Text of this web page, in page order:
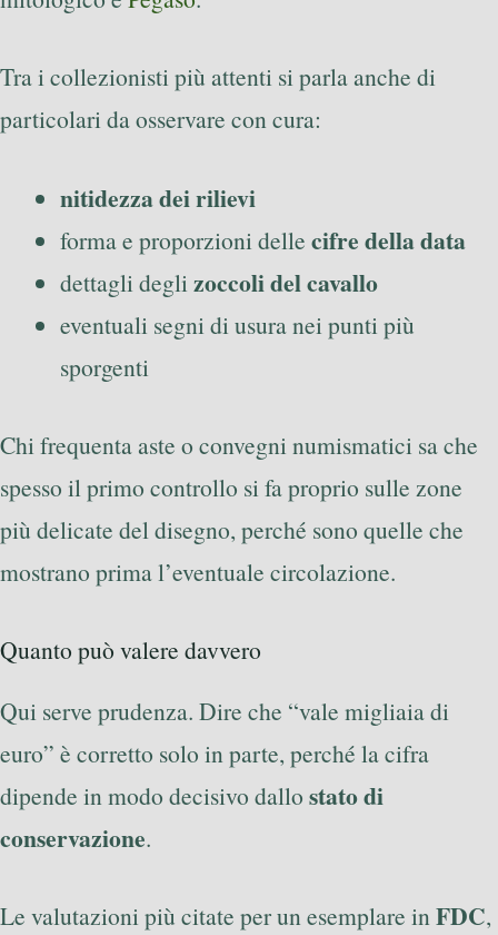
Tra i collezionisti più attenti si parla anche di
particolari da osservare con cura:
nitidezza dei rilievi
forma e proporzioni delle cifre della data
dettagli degli zoccoli del cavallo
eventuali segni di usura nei punti più
sporgenti
Chi frequenta aste o convegni numismatici sa che
spesso il primo controllo si fa proprio sulle zone
più delicate del disegno, perché sono quelle che
mostrano prima l’eventuale circolazione.
Quanto può valere davvero
Qui serve prudenza. Dire che “vale migliaia di
euro” è corretto solo in parte, perché la cifra
dipende in modo decisivo dallo stato di
conservazione.
Le valutazioni più citate per un esemplare inFDC,